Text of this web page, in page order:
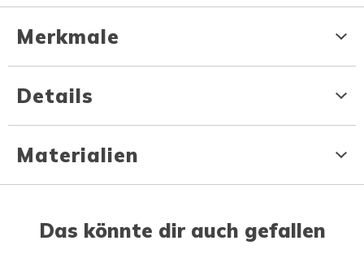
Merkmale
Details
Materialien
Das könnte dir auch gefallen